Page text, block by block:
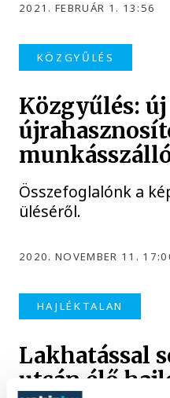
2021. FEBRUÁR 1. 13:56
KÖZGYŰLÉS
Közgyűlés:
Összefoglalónk a
üléséről.
2020. NOVEMBER 11.
HAJLÉKTALAN
Lakhatással
utcán élő